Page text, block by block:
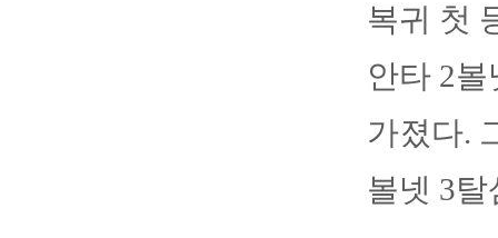
복귀 첫
안타 2
가졌다.
볼넷 3